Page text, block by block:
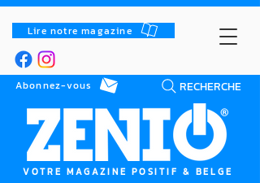
Lire notre magazine
RECHERCHE
Abonnez-vous
VOTRE MAGAZINE POSITIF & BELGE